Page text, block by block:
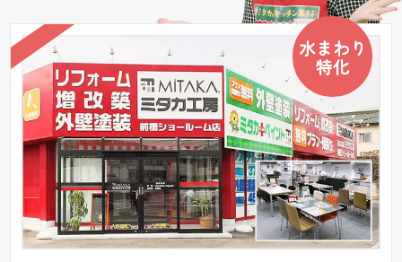
水まわり
特化